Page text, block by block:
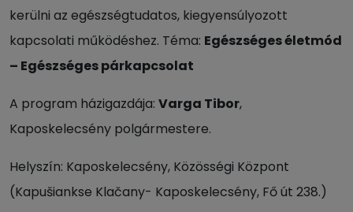
kerülni az egészségtudatos, kiegyensúlyozott
kapcsolati működéshez. Téma: Egészséges életmód
– Egészséges párkapcsolat
A program házigazdája: Varga Tibor,
Kaposkelecsény polgármestere.
Helyszín: Kaposkelecsény, Közösségi Központ
(Kapušiankse Klačany- Kaposkelecsény, Fő út 238.)